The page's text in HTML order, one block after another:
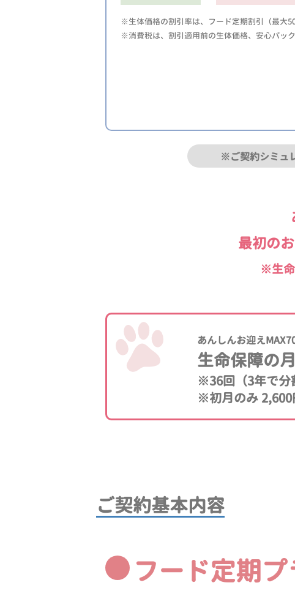
※生体価格の割引率は、フード定期割引（最大
※消費税は、割引適用前の生体価格、安心パッ
※ご契約シミュ
最初の
※生命
あんしんお迎え
生命保障の
※36回（3年で分
※初月のみ 2,600
ご契約基本内容
フード定期プ